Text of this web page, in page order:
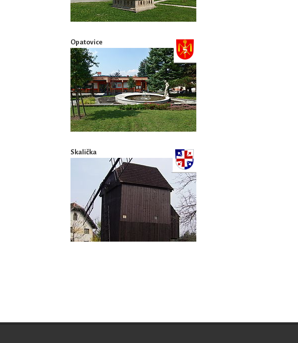
Opatovice
Skalička